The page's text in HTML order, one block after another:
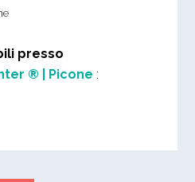
presso
® | Picone :